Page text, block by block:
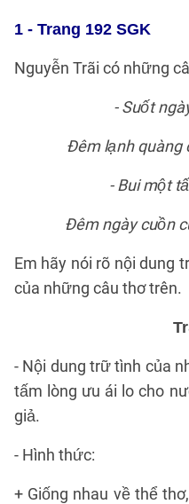
1 - Trang 192 SGK
Nguyễn Trãi có những
- Suốt
Đêm lạnh quàng
- Bui một
Đêm ngày cuồn
Em hãy nói rõ nội dung
của những câu thơ trên.
- Nội dung trữ tình của
tấm lòng ưu ái lo cho
giả.
- Hình thức:
+ Giống nhau về thể